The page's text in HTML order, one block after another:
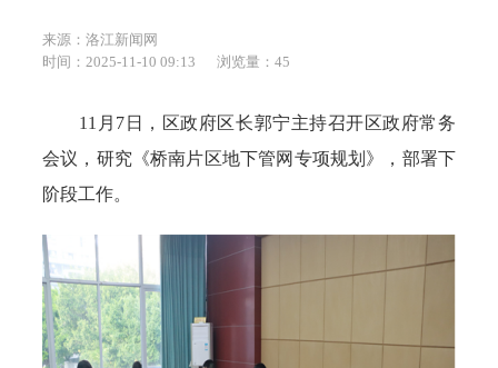
来源：洛江新闻网
时间：2025-11-10 09:13
浏览量： 45
11月7日，区政府区长郭宁主持召开区政府常务
会议，研究《桥南片区地下管网专项规划》，部署下
阶段工作。